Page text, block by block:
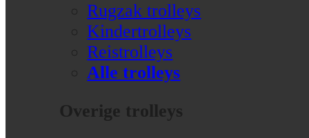
Rugzak trolleys
Kindertrolleys
Reistrolleys
Alle trolleys
Overige trolleys